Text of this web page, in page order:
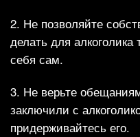
2. Не позволяйте
делать для
себя сам.
3. Не верьте
заключили с
придерживайтесь его.